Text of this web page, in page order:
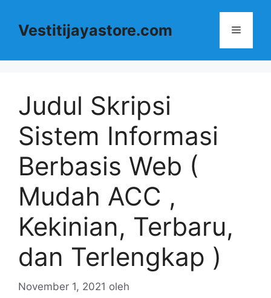
Vestitijayastore.com Menu
Judul Skripsi
Sistem Informasi
Berbasis Web (
Mudah ACC ,
Kekinian, Terbaru,
dan Terlengkap )
November 1, 2021 oleh